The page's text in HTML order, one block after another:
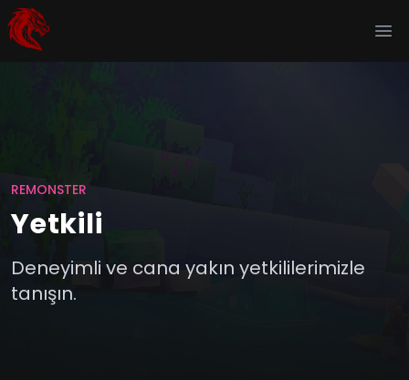
REMONSTER
Yetkili
Deneyimli ve cana yakın yetkililerimizle
tanışın.